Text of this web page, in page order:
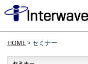
HOME> セミナー